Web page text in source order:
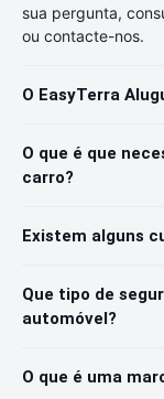
sua pergunta,
ou contacte-nos.
O EasyTerra
O que é que
carro?
Existem alguns
Que tipo de
automóvel?
O que é uma